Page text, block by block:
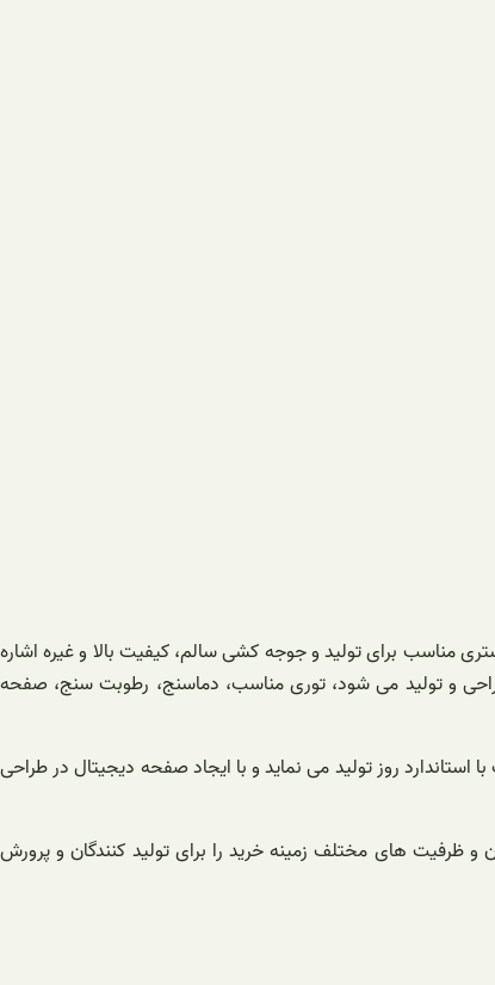
مناسب برای تولید و جوجه‌ کشی سالم، کیفیت بالا و غیره اشاره
و تولید می ‌شود، توری مناسب، دماسنج، رطوبت سنج، صفحه
استاندارد روز تولید می ‌نماید و با ایجاد صفحه دیجیتال در طراحی
ظرفیت‌ های مختلف زمینه خرید را برای تولید کنندگان و پرورش